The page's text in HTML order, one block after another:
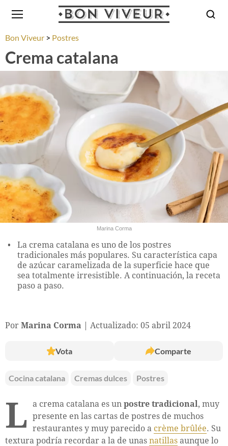
Bon Viveur Postres
Crema catalana
Marina Corma
La crema catalana es uno de los postres
tradicionales más populares. Su característica capa
de azúcar caramelizada de la superficie hace que
sea totalmente irresistible. A continuación, la receta
paso a paso.
Por Marina Corma Actualizado: 05 abril 2024
Vota Comparte
Cocina catalana Cremas dulces Postres
L a crema catalana es un postre tradicional, muy
presente en las cartas de postres de muchos
restaurantes y muy parecido a crème brûlée. Su
textura podría recordar a la de unas natillas aunque lo